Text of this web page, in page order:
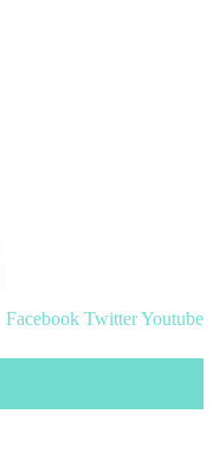
Facebook TwitterYoutube